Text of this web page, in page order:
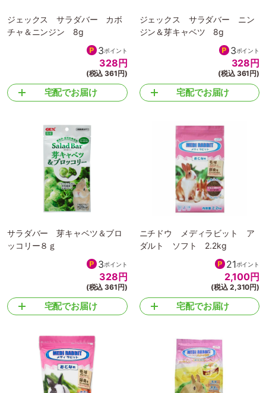
ジェックス サラダバー カボ
チャ＆ニンジン 8g
3ポイント
328 円
(税込 361円)
宅配でお届け
ジェックス サラダバー ニン
ジン＆芽キャベツ 8g
3ポイント
328 円
(税込 361円)
宅配でお届け
サラダバー 芽キャベツ＆ブロ
ッコリー８ｇ
3ポイント
328 円
(税込 361円)
宅配でお届け
ニチドウ メディラビット ア
ダルト ソフト 2.2kg
21ポイント
2,100円
(税込 2,310円)
宅配でお届け